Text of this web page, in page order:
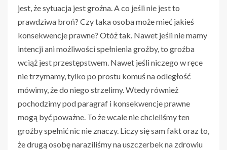
jest, że sytuacja jest groźna. A co jeśli nie jest to
prawdziwa broń? Czy taka osoba może mieć jakieś
konsekwencje prawne? Otóż tak. Nawet jeśli nie mamy
intencji ani możliwości spełnienia groźby, to groźba
wciąż jest przestępstwem. Nawet jeśli niczego w ręce
nie trzymamy, tylko po prostu komuś na odległość
mówimy, że do niego strzelimy. Wtedy również
pochodzimy pod paragraf i konsekwencje prawne
mogą być poważne. To że wcale nie chcieliśmy ten
groźby spełnić nic nie znaczy. Liczy się sam fakt oraz to,
że drugą osobę naraziliśmy na uszczerbek na zdrowiu